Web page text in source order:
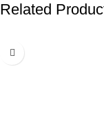
Related